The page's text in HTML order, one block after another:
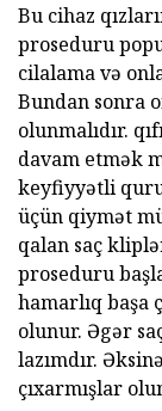
Bu cihaz
proseduru
cilalama və
Bundan sonra
olunmalıdır.
davam etmək
keyfiyyətli
üçün qiymət
qalan saç
proseduru
hamarlıq başa
olunur. Əgər
lazımdır.
çıxarmışlar